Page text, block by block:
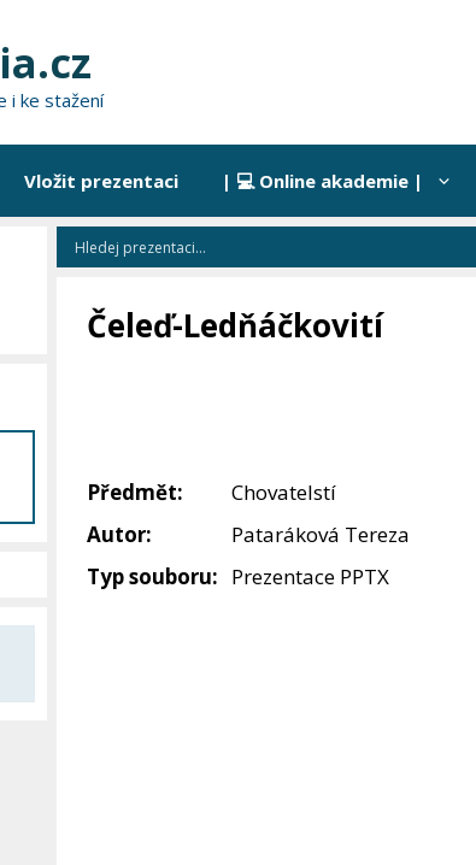
i ke stažení
Vložit prezentaci | 💻 Online akademie |
Čeleď-Ledňáčkovití
Předmět:
Chovatelstí
Autor:
Pataráková Tereza
Typ souboru: Prezentace PPTX